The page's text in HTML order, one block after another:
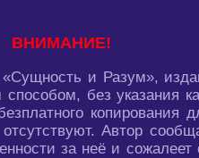
ВНИМАНИЕ!
и Разум»,
без указания
копирования
Автор
за неё и